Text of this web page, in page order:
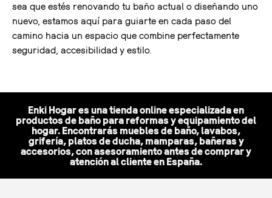
sea que estés renovando tu baño actual o diseñando uno
nuevo, estamos aquí para guiarte en cada paso del
camino hacia un espacio que combine perfectamente
seguridad, accesibilidad y estilo.
Enki Hogar es una tienda online especializada en
productos de baño para reformas y equipamiento del
hogar. Encontrarás muebles de baño, lavabos,
grifería, platos de ducha, mamparas, bañeras y
accesorios, con asesoramiento antes de comprar y
atención al cliente en España.